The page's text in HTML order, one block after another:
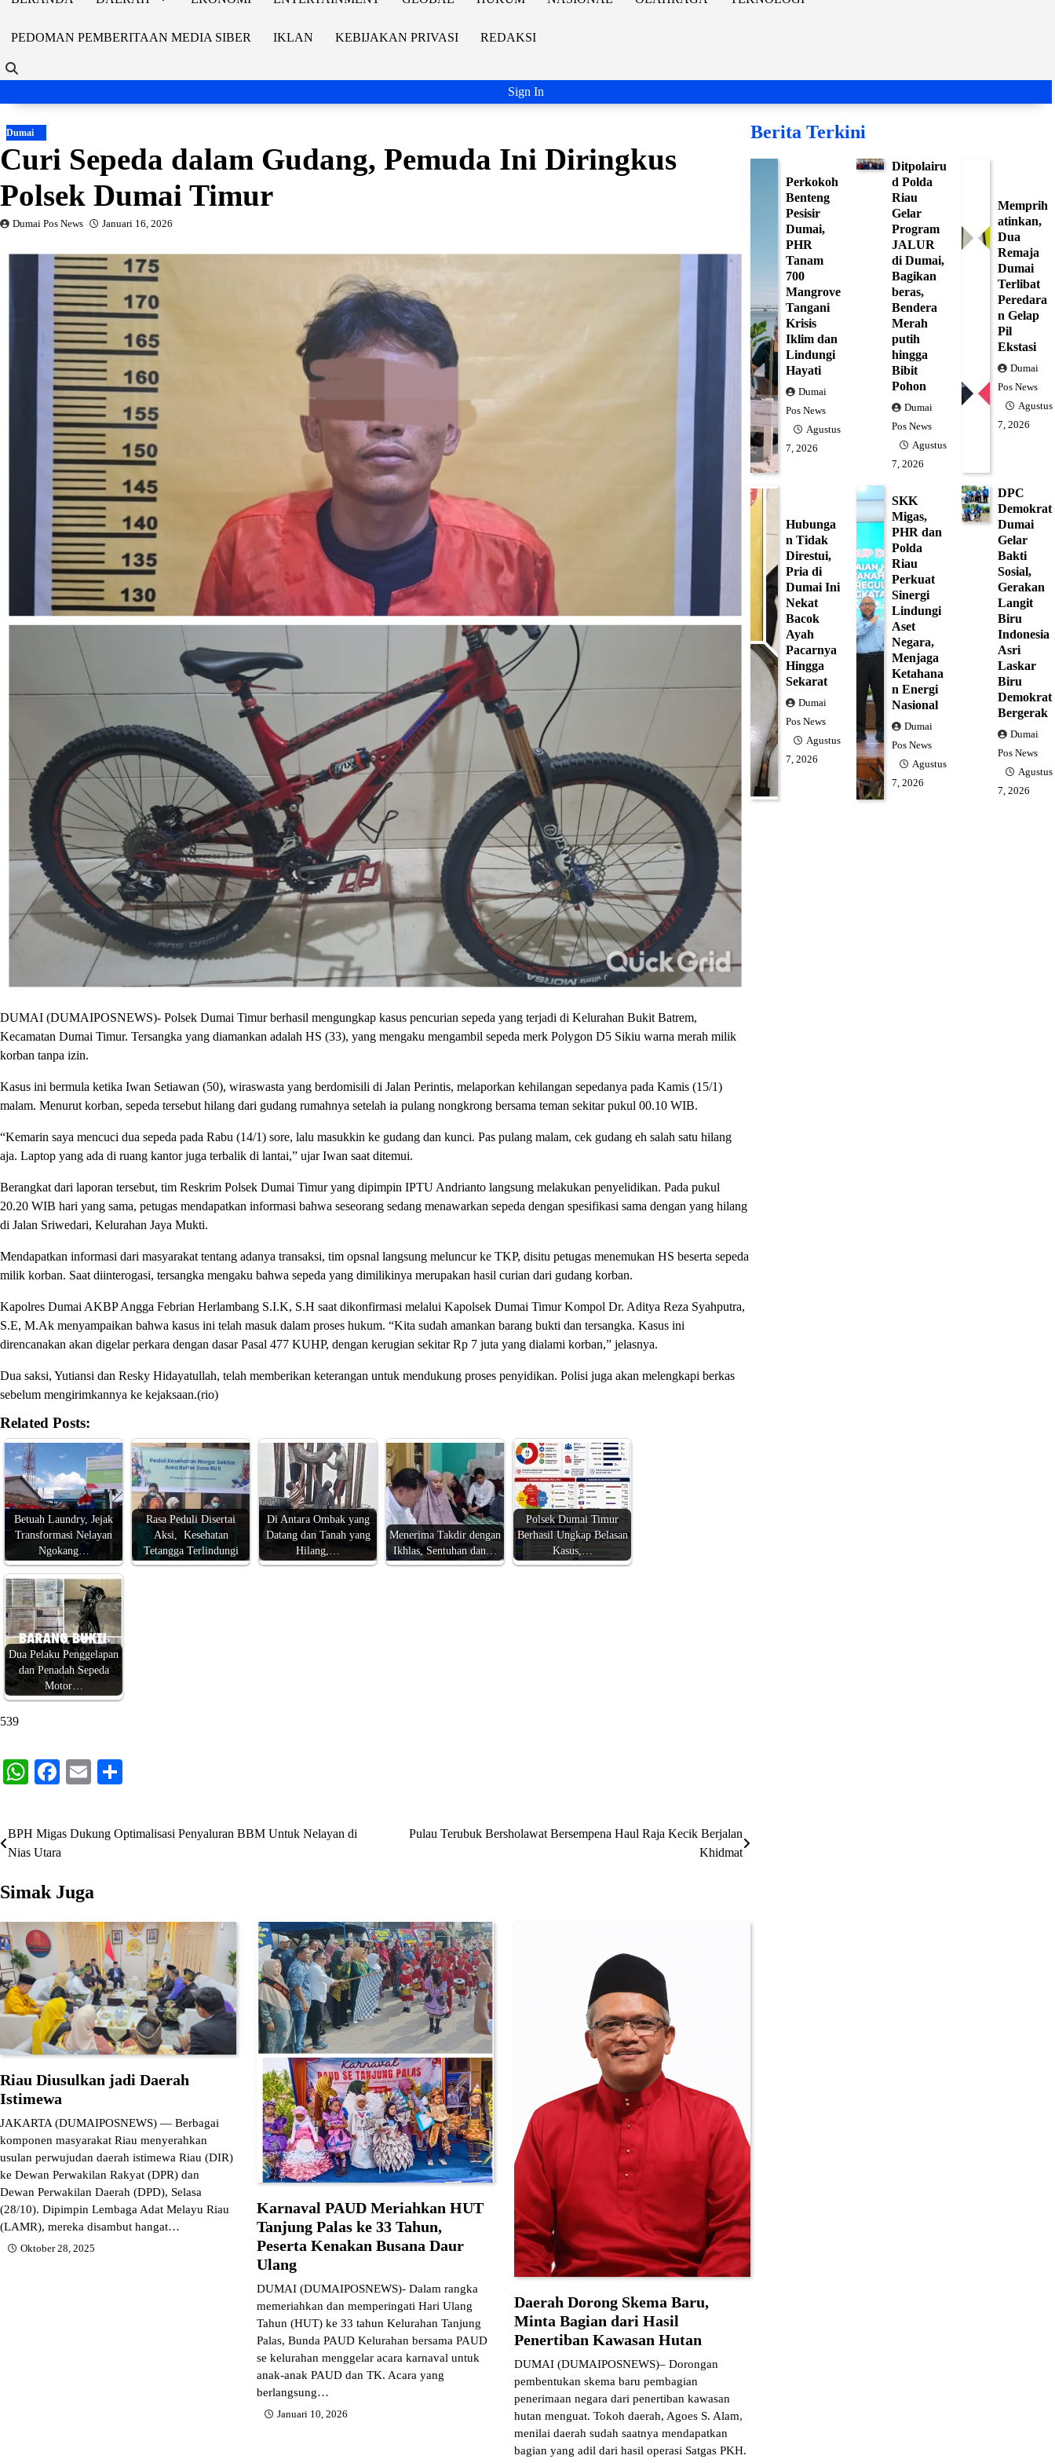
PEDOMAN PEMBERITAAN MEDIA SIBER IKLAN KEBIJAKAN PRIVASI REDAKSI
Sign In
Dumai
Curi Sepeda dalam Gudang, Pemuda Ini Diringkus
Polsek Dumai Timur
Dumai Pos News Januari 16, 2026
DUMAI (DUMAIPOSNEWS)- Polsek Dumai Timur berhasil mengungkap kasus pencurian sepeda yang terjadi di Kelurahan Bukit Batrem,
Kecamatan Dumai Timur. Tersangka yang diamankan adalah HS (33), yang mengaku mengambil sepeda merk Polygon D5 Sikiu warna merah milik
korban tanpa izin.
Kasus ini bermula ketika Iwan Setiawan (50), wiraswasta yang berdomisili di Jalan Perintis, melaporkan kehilangan sepedanya pada Kamis (15/1)
malam. Menurut korban, sepeda tersebut hilang dari gudang rumahnya setelah ia pulang nongkrong bersama teman sekitar pukul 00.10 WIB.
“Kemarin saya mencuci dua sepeda pada Rabu (14/1) sore, lalu masukkin ke gudang dan kunci. Pas pulang malam, cek gudang eh salah satu hilang
aja. Laptop yang ada di ruang kantor juga terbalik di lantai,” ujar Iwan saat ditemui.
Berangkat dari laporan tersebut, tim Reskrim Polsek Dumai Timur yang dipimpin IPTU Andrianto langsung melakukan penyelidikan. Pada pukul
20.20 WIB hari yang sama, petugas mendapatkan informasi bahwa seseorang sedang menawarkan sepeda dengan spesifikasi sama dengan yang hilang
di Jalan Sriwedari, Kelurahan Jaya Mukti.
Mendapatkan informasi dari masyarakat tentang adanya transaksi, tim opsnal langsung meluncur ke TKP, disitu petugas menemukan HS beserta sepeda
milik korban. Saat diinterogasi, tersangka mengaku bahwa sepeda yang dimilikinya merupakan hasil curian dari gudang korban.
Kapolres Dumai AKBP Angga Febrian Herlambang S.I.K, S.H saat dikonfirmasi melalui Kapolsek Dumai Timur Kompol Dr. Aditya Reza Syahputra,
S.E, M.Ak menyampaikan bahwa kasus ini telah masuk dalam proses hukum. “Kita sudah amankan barang bukti dan tersangka. Kasus ini
direncanakan akan digelar perkara dengan dasar Pasal 477 KUHP, dengan kerugian sekitar Rp 7 juta yang dialami korban,” jelasnya.
Dua saksi, Yutiansi dan Resky Hidayatullah, telah memberikan keterangan untuk mendukung proses penyidikan. Polisi juga akan melengkapi berkas
sebelum mengirimkannya ke kejaksaan.(rio)
Related Posts:
Betuah Laundry, Jejak
Transformasi Nelayan
Ngokang…
Rasa Peduli Disertai
Aksi, Kesehatan
Tetangga Terlindungi
Di Antara Ombak yang
Datang dan Tanah yang
Hilang,…
Menerima Takdir dengan
Ikhlas, Sentuhan dan…
Polsek Dumai Timur
Berhasil Ungkap Belasan
Kasus,…
Dua Pelaku Penggelapan
dan Penadah Sepeda
Motor…
539
WhatsApp
Facebook
Email
Navigasi
BPH Migas Dukung Optimalisasi Penyaluran BBM Untuk Nelayan di
Nias Utara
Pulau Terubuk Bersholawat Bersempena Haul Raja Kecik Berjalan
Khidmat
Simak Juga
Riau Diusulkan jadi Daerah
Istimewa
JAKARTA (DUMAIPOSNEWS) — Berbagai
komponen masyarakat Riau menyerahkan
usulan perwujudan daerah istimewa Riau (DIR)
ke Dewan Perwakilan Rakyat (DPR) dan
Dewan Perwakilan Daerah (DPD), Selasa
(28/10). Dipimpin Lembaga Adat Melayu Riau
(LAMR), mereka disambut hangat…
Oktober 28, 2025
Karnaval PAUD Meriahkan HUT
Tanjung Palas ke 33 Tahun,
Peserta Kenakan Busana Daur
Ulang
DUMAI (DUMAIPOSNEWS)- Dalam rangka
memeriahkan dan memperingati Hari Ulang
Tahun (HUT) ke 33 tahun Kelurahan Tanjung
Palas, Bunda PAUD Kelurahan bersama PAUD
se kelurahan menggelar acara karnaval untuk
anak-anak PAUD dan TK. Acara yang
berlangsung…
Januari 10, 2026
Daerah Dorong Skema Baru,
Minta Bagian dari Hasil
Penertiban Kawasan Hutan
DUMAI (DUMAIPOSNEWS)– Dorongan
pembentukan skema baru pembagian
penerimaan negara dari penertiban kawasan
hutan menguat. Tokoh daerah, Agoes S. Alam,
menilai daerah sudah saatnya mendapatkan
bagian yang adil dari hasil operasi Satgas PKH.
Berita Terkini
Perkokoh
Benteng
Pesisir
Dumai,
PHR
Tanam
700
Mangrove
Tangani
Krisis
Iklim dan
Lindungi
Hayati
Dumai
Pos News
Agustus
7, 2026
Ditpolairu
d Polda
Riau
Gelar
Program
JALUR
di Dumai,
Bagikan
beras,
Bendera
Merah
putih
hingga
Bibit
Pohon
Dumai
Pos News
Agustus
7, 2026
Memprih
atinkan,
Dua
Remaja
Dumai
Terlibat
Peredara
n Gelap
Pil
Ekstasi
Dumai
Pos News
Agustus
7, 2026
Hubunga
n Tidak
Direstui,
Pria di
Dumai Ini
Nekat
Bacok
Ayah
Pacarnya
Hingga
Sekarat
Dumai
Pos News
Agustus
7, 2026
SKK
Migas,
PHR dan
Polda
Riau
Perkuat
Sinergi
Lindungi
Aset
Negara,
Menjaga
Ketahana
n Energi
Nasional
Dumai
Pos News
Agustus
7, 2026
DPC
Demokrat
Dumai
Gelar
Bakti
Sosial,
Gerakan
Langit
Biru
Indonesia
Asri
Laskar
Biru
Demokrat
Bergerak
Dumai
Pos News
Agustus
7, 2026